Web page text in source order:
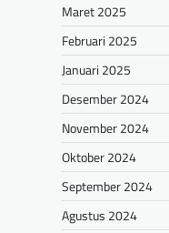
Maret 2025
Februari 2025
Januari 2025
Desember 2024
November 2024
Oktober 2024
September 2024
Agustus 2024